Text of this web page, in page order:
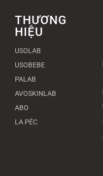
THƯƠNG
HIỆU
USOLAB
USOBEBE
PALAB
AVOSKINLAB
ABO
LA PÉC